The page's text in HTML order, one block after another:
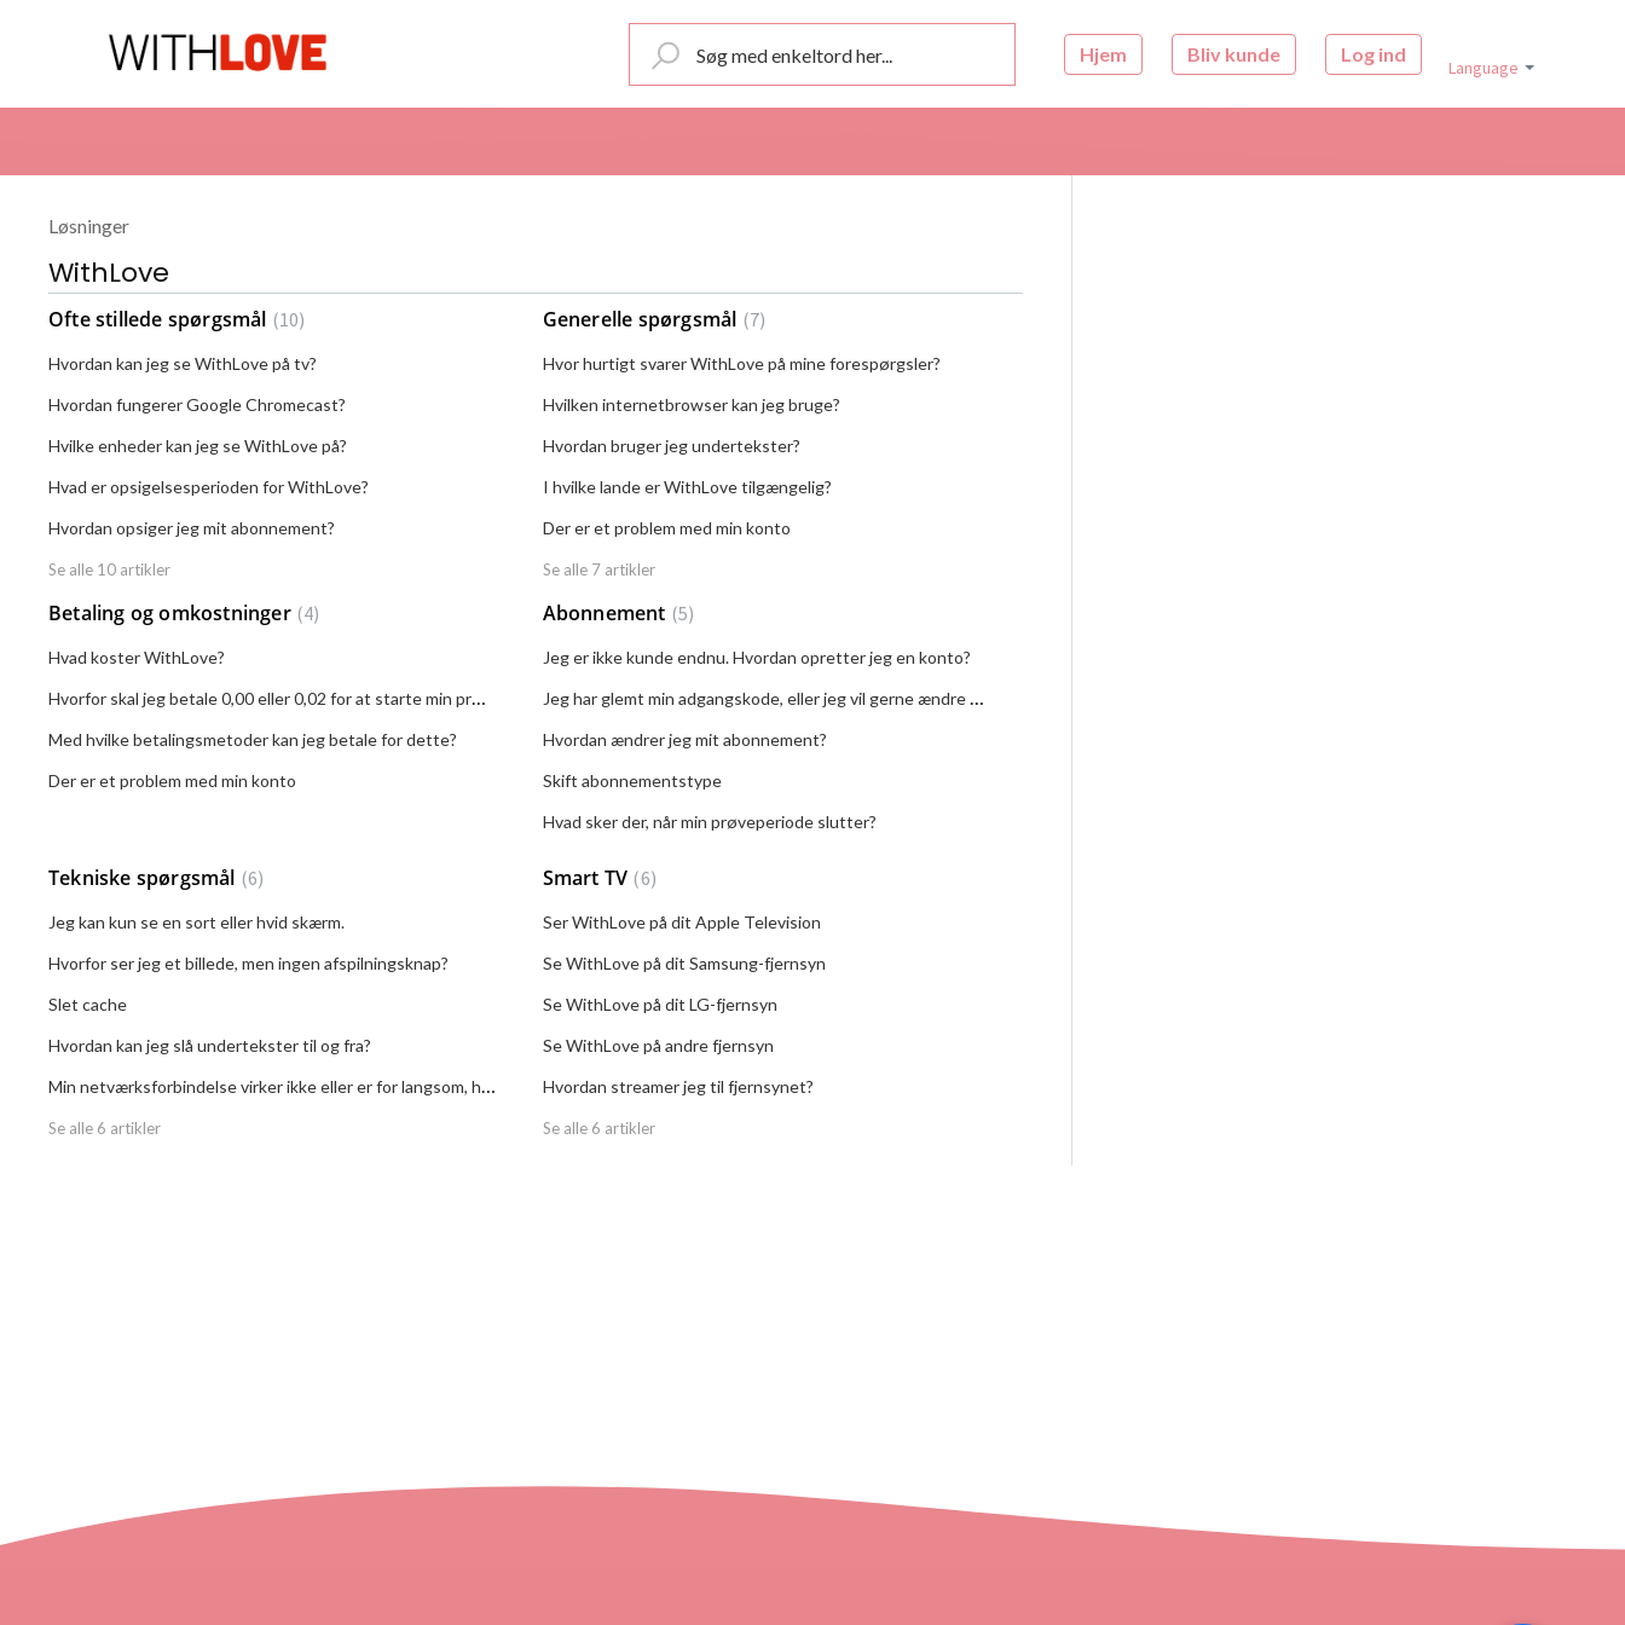
Hjem Bliv kunde Log ind
Language
Løsninger
WithLove
Ofte stillede spørgsmål 10
Hvordan kan jeg se WithLove på tv?
Hvordan fungerer Google Chromecast?
Hvilke enheder kan jeg se WithLove på?
Hvad er opsigelsesperioden for WithLove?
Hvordan opsiger jeg mit abonnement?
Se alle 10 artikler
Generelle spørgsmål 7
Hvor hurtigt svarer WithLove på mine forespørgsler?
Hvilken internetbrowser kan jeg bruge?
Hvordan bruger jeg undertekster?
I hvilke lande er WithLove tilgængelig?
Der er et problem med min konto
Se alle 7 artikler
Betaling og omkostninger 4
Hvad koster WithLove?
Hvorfor skal jeg betale 0,00 eller 0,02 for at starte min prøveperiode?
Med hvilke betalingsmetoder kan jeg betale for dette?
Der er et problem med min konto
Abonnement 5
Jeg er ikke kunde endnu. Hvordan opretter jeg en konto?
Jeg har glemt min adgangskode, eller jeg vil gerne ændre min adgangskode
Hvordan ændrer jeg mit abonnement?
Skift abonnementstype
Hvad sker der, når min prøveperiode slutter?
Tekniske spørgsmål 6
Jeg kan kun se en sort eller hvid skærm.
Hvorfor ser jeg et billede, men ingen afspilningsknap?
Slet cache
Hvordan kan jeg slå undertekster til og fra?
Min netværksforbindelse virker ikke eller er for langsom, hvordan kan jeg løse mine netværksproblemer?
Se alle 6 artikler
Smart TV 6
Ser WithLove på dit Apple Television
Se WithLove på dit Samsung-fjernsyn
Se WithLove på dit LG-fjernsyn
Se WithLove på andre fjernsyn
Hvordan streamer jeg til fjernsynet?
Se alle 6 artikler